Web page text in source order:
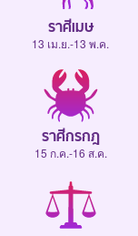
ราศีเมษ
13 เม.ย.-13 พ.ค.
ราศีกรกฎ
15 ก.ค.-16 ส.ค.